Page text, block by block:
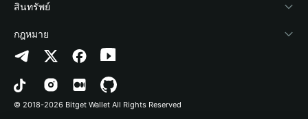
ศูนย์ช่วยเหลือ
ติดต่อเรา
ทรัพยากรข้อมูลของแบรนด์
อาชีพ
Crypto Swap API
Altcoin Season Index
Prediction Markets
DApp
Bitget Wallet Pay
ลิสต์โปรเจกต์
เทคโนโลยีความปลอดภัย
ซื้อคริปโต
การตรวจจับการอนุญาต
การตรวจจับสัญญา
การโอนเป็นชุด
สินทรัพย์
Arbitrum
Avalanche
Bitcoin
กฎหมาย
นโยบายความเป็นส่วนตัว
ข้อตกลงในการใช้บริการ
© 2018-2026 Bitget Wallet All Rights Reserved